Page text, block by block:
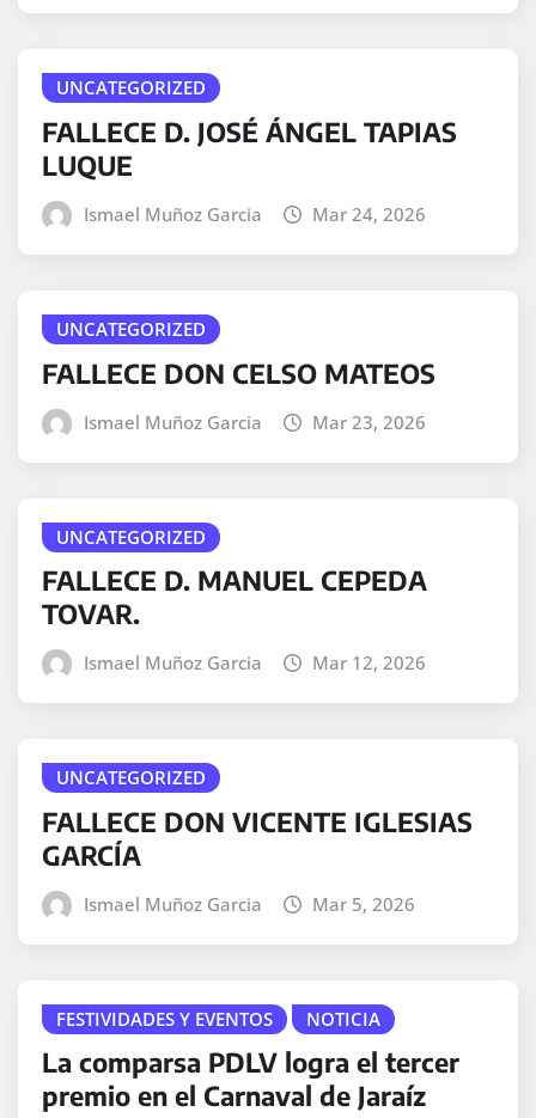
UNCATEGORIZED
FALLECE D. JOSÉ ÁNGEL TAPIAS
LUQUE
Ismael Muñoz Garcia Mar 24, 2026
UNCATEGORIZED
FALLECE DON CELSO MATEOS
Ismael Muñoz Garcia Mar 23, 2026
UNCATEGORIZED
FALLECE D. MANUEL CEPEDA
TOVAR.
Ismael Muñoz Garcia Mar 12, 2026
UNCATEGORIZED
FALLECE DON VICENTE IGLESIAS
GARCÍA
Ismael Muñoz Garcia Mar 5, 2026
FESTIVIDADES Y EVENTOS NOTICIA
La comparsa PDLV logra el tercer
premio en el Carnaval de Jaraíz